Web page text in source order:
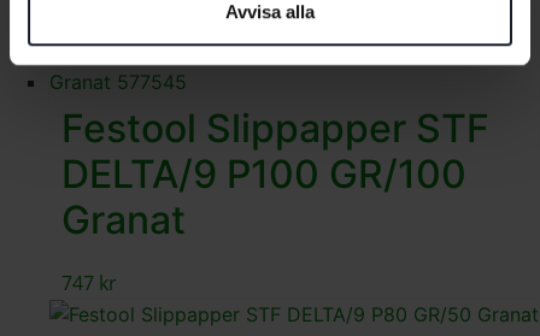
Avvisa alla
Festool Slippapper STF
DELTA/9 P100 GR/100
Granat
747 kr